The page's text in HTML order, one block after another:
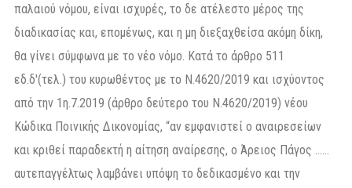
παλαιού νόμου, είναι ισχυρές, το δε ατέλεστο μέρος της
διαδικασίας και, επομένως, και η μη διεξαχθείσα ακόμη δίκη,
θα γίνει σύμφωνα με το νέο νόμο. Κατά το άρθρο 511
εδ.δ'(τελ.) του κυρωθέντος με το Ν.4620/2019 και ισχύοντος
από την 1η.7.2019 (άρθρο δεύτερο του Ν.4620/2019) νέου
Κώδικα Ποινικής Δικονομίας, “αν εμφανιστεί ο αναιρεσείων
και κριθεί παραδεκτή η αίτηση αναίρεσης, ο Άρειος Πάγος ……
αυτεπαγγέλτως λαμβάνει υπόψη το δεδικασμένο και την